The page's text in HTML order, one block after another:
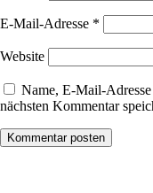
E-Mail-Adresse *
Website
Name, E-Mail-
nächsten Kommentar